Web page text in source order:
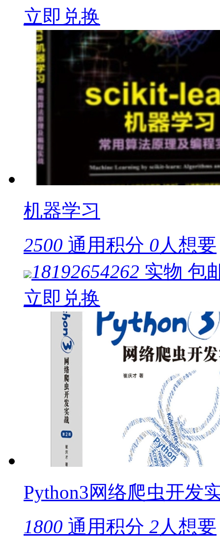
立即兑换
机器学习
2500 通用积分 0人想要
18192654262 实物 包
立即兑换
Python3网络爬虫开发
1800 通用积分 2人想要